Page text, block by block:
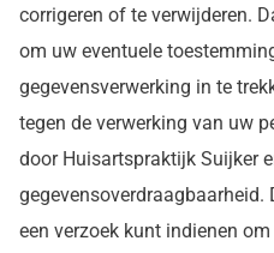
corrigeren of te verwijderen.
om uw eventuele
gegevensverwerking in te
tegen de verwerking van uw
door Huisartspraktijk Suijker
een verzoek kunt indienen